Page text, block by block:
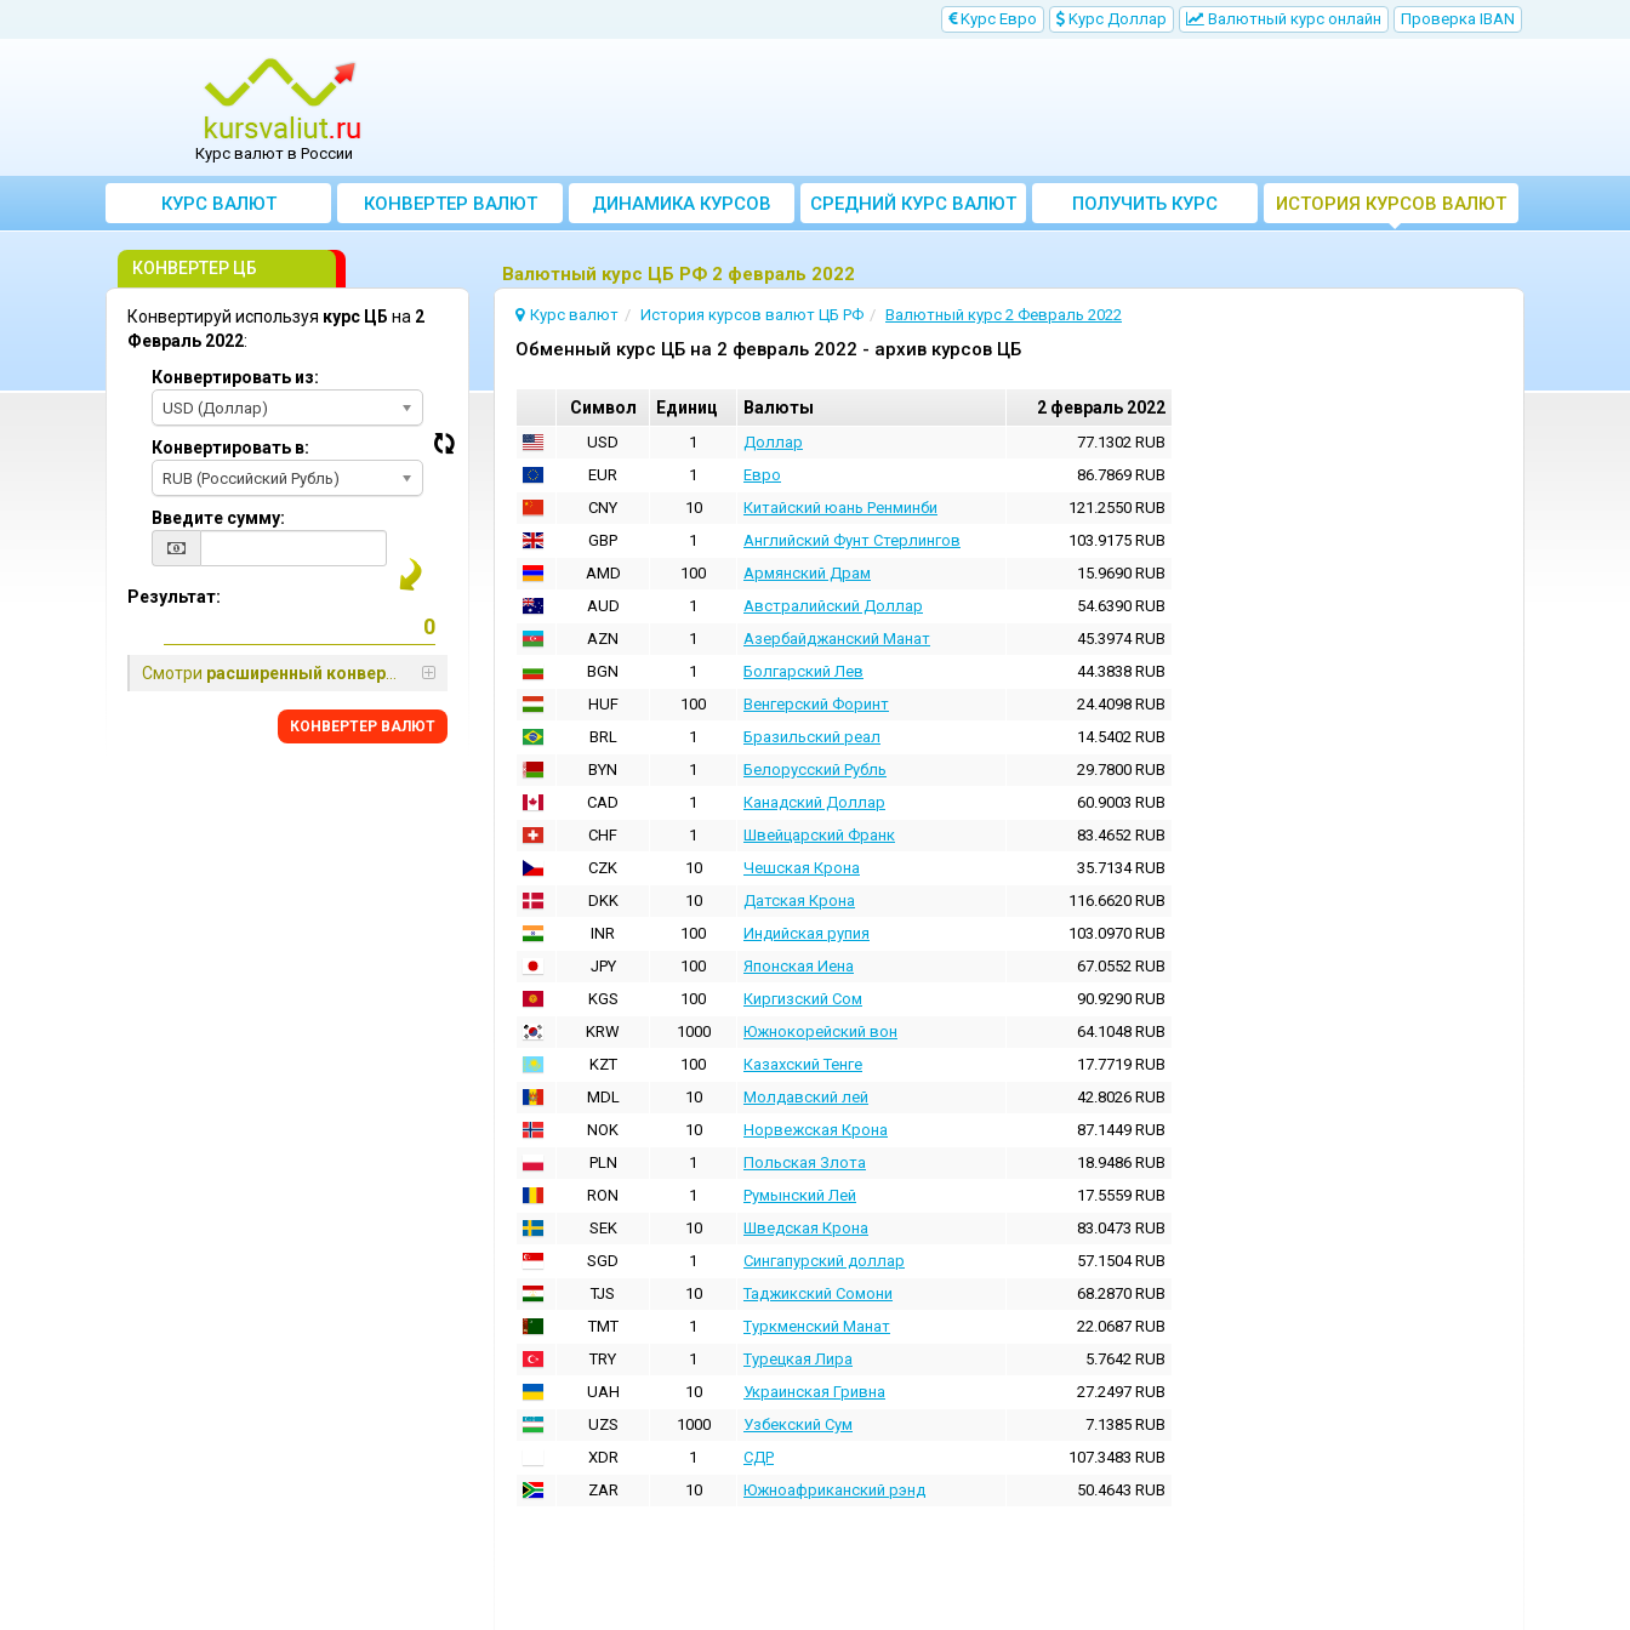
Kурс Евро Kурс Доллар Bалютный курс онлайн Проверка IBAN
Курс валют в России
КУРС ВАЛЮТ КОНВЕРТЕР ВАЛЮТ ДИНАМИКА КУРСОВ
CРЕДНИЙ КУРС ВАЛЮТ
ЗА МЕСЯЦ
ПОЛУЧИТЬ КУРС
ВАЛЮТ ЦБ
ИСТОРИЯ КУРСОВ ВАЛЮТ
ЦБ РФ
Bалютный курс ЦБ РФ 2 февраль 2022
Курс валют История курсов валют ЦБ РФ Валютный курс 2 Февраль 2022
Oбменный курс ЦБ на 2 февраль 2022 - архив курсов ЦБ
Cимвол Единиц Валюты 2 февраль 2022
USD 1 Доллар 77.1302 RUB
EUR
1 Евро 86.7869 RUB
CNY
10 Китайский юань Ренминби 121.2550 RUB
GBP
1 Английский Фунт Стерлингов 103.9175 RUB
AMD
100 Армянский Драм 15.9690 RUB
AUD
1 Австралийский Доллар 54.6390 RUB
AZN
1 Азербайджанский Манат 45.3974RUB
BGN
1 Болгарский Лев 44.3838 RUB
HUF
100 Венгерский Форинт 24.4098 RUB
BRL
1 Бразильский реал 14.5402 RUB
BYN
1 Белорусский Рубль 29.7800 RUB
CAD
1 Канадский Доллар 60.9003 RUB
CHF
1 Швейцарский Франк 83.4652 RUB
CZK
10 Чешская Крона 35.7134RUB
DKK
10 Датская Крона 116.6620 RUB
INR
100 Индийская pупия 103.0970 RUB
JPY
100 Японская Иена 67.0552 RUB
KGS
100 Киргизский Сом 90.9290 RUB
KRW
1000 Южнокорейский вон 64.1048 RUB
KZT
100 Казахский Тенге 17.7719 RUB
MDL
10 Молдавский лей 42.8026 RUB
NOK
10 Норвежская Крона 87.1449 RUB
PLN
1 Польская Злота 18.9486 RUB
RON
1 Румынский Лей 17.5559 RUB
SEK
10 Шведская Крона 83.0473 RUB
SGD
1 Сингапурский доллар 57.1504RUB
TJS
10 Таджикский Сомони 68.2870 RUB
TMT
1 Туркменский Манат 22.0687 RUB
TRY
1 Турецкая Лира 5.7642 RUB
UAH
10 Украинская Гривна 27.2497 RUB
UZS
1000 Узбекский Сум 7.1385 RUB
XDR
1 СДР 107.3483 RUB
ZAR
10 Южноафриканский рэнд 50.4643 RUB
КОНВЕРТЕР ЦБ
Конвертируй используя курс ЦБ на 2
Февраль 2022:
Конвертировать из:
USD (Доллар)
Конвертировать в:
RUB (Российский Рубль)
Введите сумму:
Результат:
Смотри расширенный конвертер
КОНВЕРТЕР ВАЛЮТ